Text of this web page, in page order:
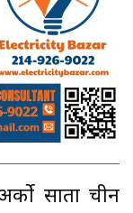
साता चीन